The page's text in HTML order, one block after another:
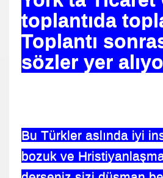
toplantıda
Toplantı
sözler yer
Bu Türkler aslında iyi
bozuk ve
Düşüyor